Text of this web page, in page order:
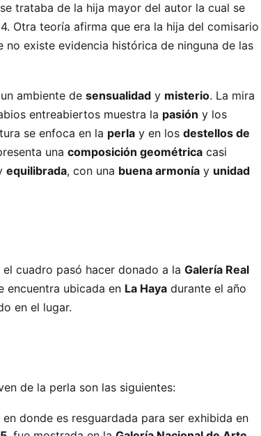
trataba de la hija mayor del autor la cual se
Otra teoría afirma que era la hija del comisario
existe evidencia histórica de ninguna de las
ambiente de sensualidad y misterio. La mira
entreabiertos muestra la pasión y los
se enfoca en la perla y en los destellos de
una composición geométrica casi
equilibrada, con una buena armonía y unidad
cuadro pasó hacer donado a la Galería Real
encuentra ubicada en La Haya durante el año
en el lugar.
de la perla son las siguientes:
donde es resguardada para ser exhibida en